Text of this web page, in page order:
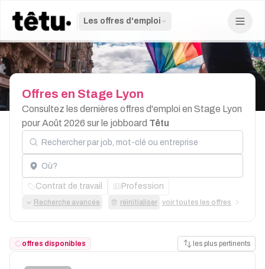
Les offres d'emploi
Offres en Stage Lyon
Consultez les dernières offres d'emploi en Stage Lyon
pour Août 2026 sur le jobboard Têtu
Rechercher par job, mot-clé ou entreprise
Localisation
Contrat de travail Profession
Recherche avancée réinitialiser voir toutes les offres
offres disponibles les plus pertinents